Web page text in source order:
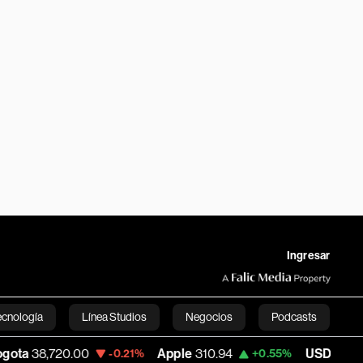
Ingresar
Línea Studios Negocios Podcasts
English-0.21% Apple 310.94 +0.55% USD COP 3,175.95